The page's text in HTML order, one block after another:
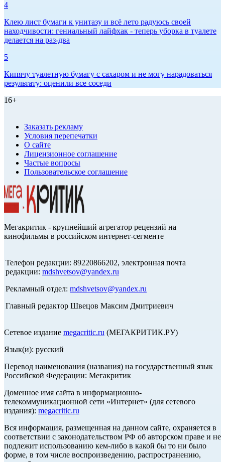
4
Клею лист бумаги к унитазу и всё лето радуюсь своей
находчивости: гениальный лайфхак - теперь уборка в туалете
делается на раз-два
5
Кипячу туалетную бумагу с сахаром и не могу нарадоваться
результату: оценили все соседи
16+
Заказать рекламу
Условия перепечатки
О сайте
Лицензионное соглашение
Частые вопросы
Пользовательское соглашение
Мегакритик - крупнейший агрегатор рецензий на
кинофильмы в российском интернет-сегменте
Телефон редакции: 89220866202, электронная почта
редакции: mdshvetsov@yandex.ru
Рекламный отдел: mdshvetsov@yandex.ru
Главный редактор Швецов Максим Дмитриевич
Сетевое издание megacritic.ru (МЕГАКРИТИК.РУ)
Язык(и): русский
Перевод наименования (названия) на государственный язык
Российской Федерации: Мегакритик
Доменное имя сайта в информационно-
телекоммуникационной сети «Интернет» (для сетевого
издания): megacritic.ru
Вся информация, размещенная на данном сайте, охраняется в
соответствии с законодательством РФ об авторском праве и не
подлежит использованию кем-либо в какой бы то ни было
форме, в том числе воспроизведению, распространению,